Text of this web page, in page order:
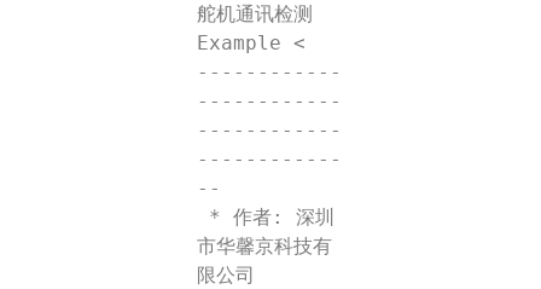
舵机通讯检测
Example <
------------
------------
------------
------------
--
市华馨京科技有
限公司